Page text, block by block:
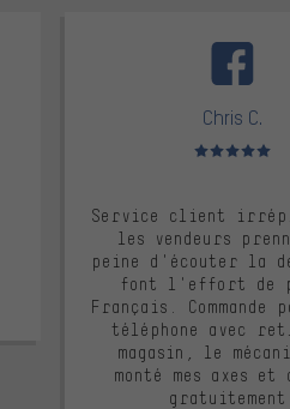
Chris C.
Note moyenne :
Service client
les vendeurs
peine d'écouter la
font l'effort de
Français. Commande
téléphone avec
magasin, le
monté mes axes et